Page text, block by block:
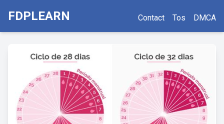
FDPLEARN Contact Tos DMCA